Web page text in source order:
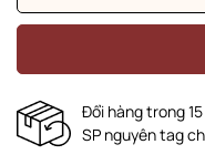
Đổi hàng trong
SP nguyên tag